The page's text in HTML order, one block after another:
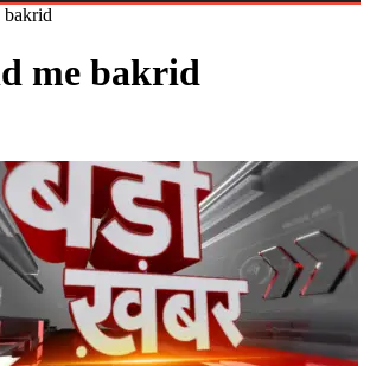
bakrid
me bakrid